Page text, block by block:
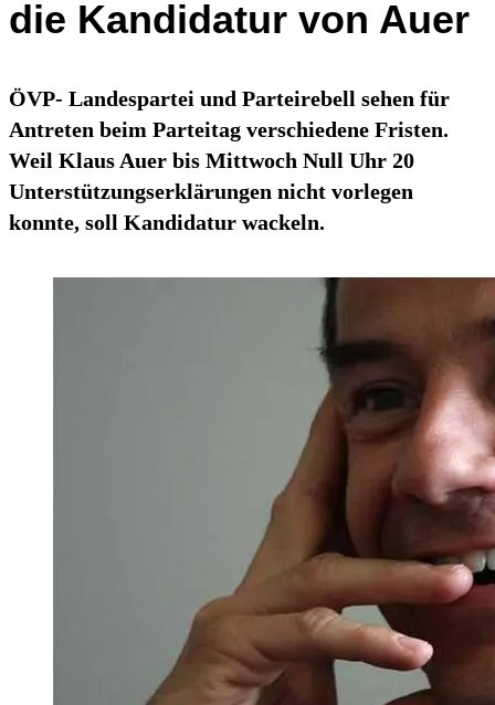
die Kandidatur von Auer
ÖVP- Landespartei und Parteirebell sehen für
Antreten beim Parteitag verschiedene Fristen.
Weil Klaus Auer bis Mittwoch Null Uhr 20
Unterstützungserklärungen nicht vorlegen
konnte, soll Kandidatur wackeln.